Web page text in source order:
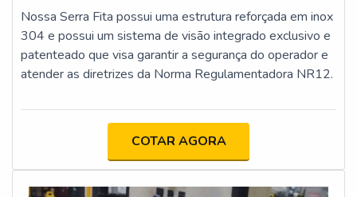
Nossa Serra Fita possui uma estrutura reforçada em inox
304 e possui um sistema de visão integrado exclusivo e
patenteado que visa garantir a segurança do operador e
atender as diretrizes da Norma Regulamentadora NR12.
COTAR AGORA